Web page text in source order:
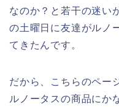
なのか？と若干の迷い
の土曜日に友達がルノ
てきたんです。
だから、こちらのペー
ルノータスの商品にか